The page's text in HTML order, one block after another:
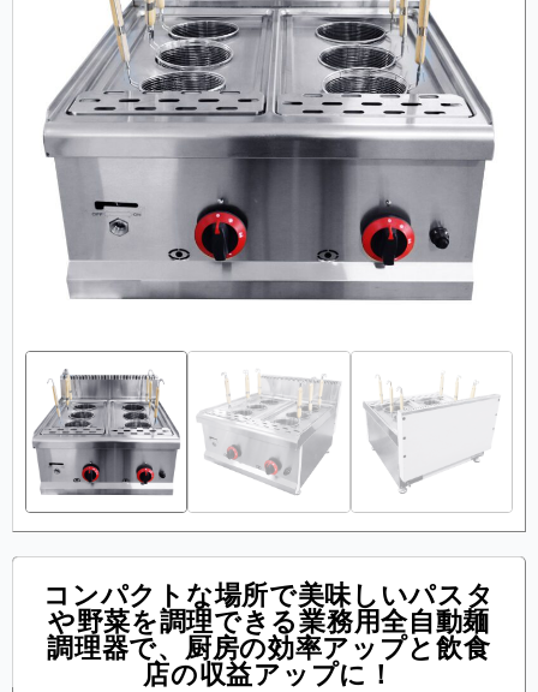
コンパクトな場所で美味しいパスタ
や野菜を調理できる業務用全自動麺
調理器で、厨房の効率アップと飲食
店の収益アップに！